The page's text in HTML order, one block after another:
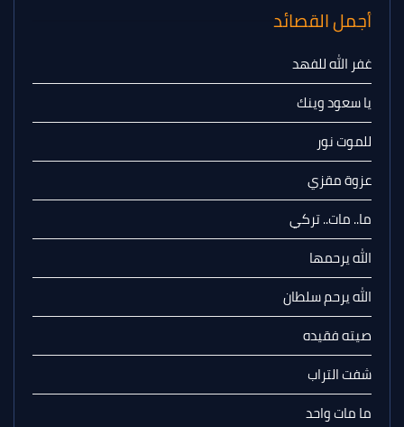
أجمل القصائد
غفر الله للفهد
يا سعود وينك
للموت نور
عزوة مقزي
ما.. مات.. تركي
الله يرحمها
الله يرحم سلطان
صيته فقيده
شفت التراب
ما مات واحد